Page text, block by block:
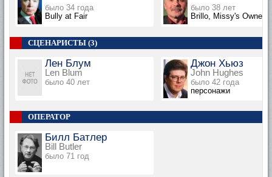
было 34 года
Bully at Fair
было 38 лет
Brillo, Missy's Owner
СЦЕНАРИСТЫ (3)
Лен Блум
Len Blum
было 40 лет
Джон Хьюз
John Hughes
было 42 года
персонажи
ОПЕРАТОР
Билл Батлер
Bill Butler
было 71 год